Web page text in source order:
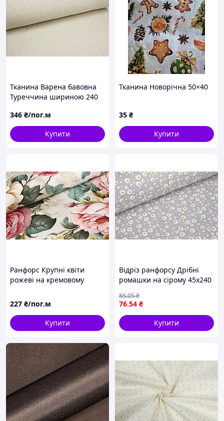
Тканина Варена бавовна
Туреччина шириною 240
та літнього одягу
346 ₴/пог.м
Купити
Тканина Новорічна 50×40
35 ₴
Купити
Ранфорс Крупні квіти
рожеві на кремовому
227 ₴/пог.м
Купити
Відріз ранфорсу Дрібні
ромашки на сірому 45х240
76.54 ₴
85.05₴
Купити